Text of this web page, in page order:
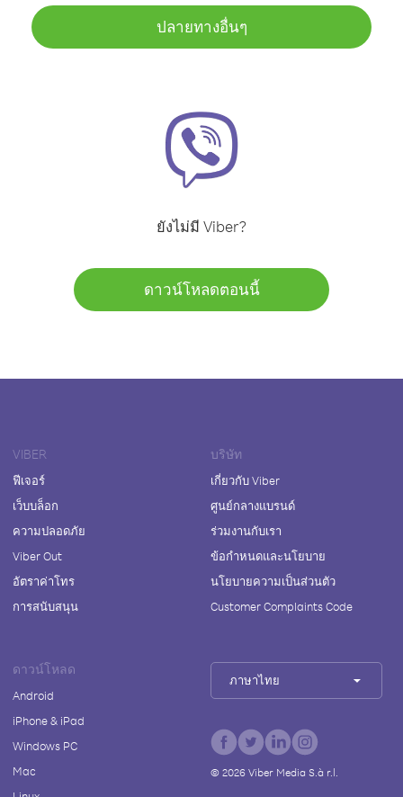
ปลายทางอื่นๆ
ยังไม่มี Viber?
ดาวน์โหลดตอนนี้
VIBER
ฟีเจอร์
เว็บบล็อก
ความปลอดภัย
Viber Out
อัตราค่าโทร
การสนับสนุน
บริษัท
เกี่ยวกับ Viber
ศูนย์กลางแบรนด์
ร่วมงานกับเรา
ข้อกำหนดและนโยบาย
นโยบายความเป็นส่วนตัว
Customer Complaints Code
ดาวน์โหลด
Android
iPhone & iPad
Windows PC
Mac
ภาษาไทย
© 2026Viber Media S.à r.l.